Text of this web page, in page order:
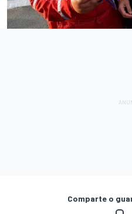
Comparte o